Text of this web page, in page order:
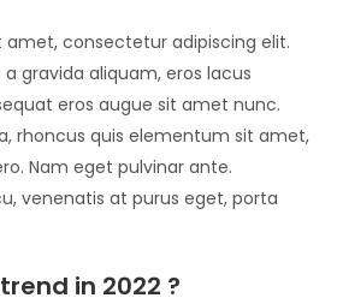
amet, consectetur adipiscing elit.
gravida aliquam, eros lacus
eros augue sit amet nunc.
rhoncus quis elementum sit amet,
Nam eget pulvinar ante.
venenatis at purus eget, porta
in 2022 ?